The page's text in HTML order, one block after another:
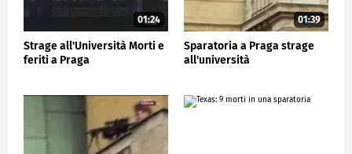
ESTERI
01:24
Strage all'Università Morti e
feriti a Praga
01:39
Sparatoria a Praga strage
all'università